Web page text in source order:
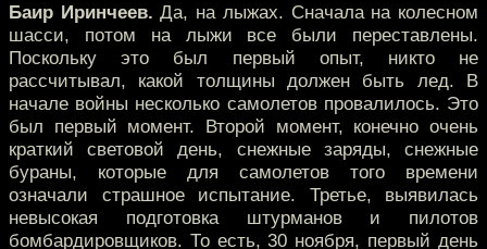
Баир Иринчеев. Да, на лыжах. Сначала на колесном
шасси, потом на лыжи все были переставлены.
Поскольку это был первый опыт, никто не
рассчитывал, какой толщины должен быть лед. В
начале войны несколько самолетов провалилось. Это
был первый момент. Второй момент, конечно очень
краткий световой день, снежные заряды, снежные
бураны, которые для самолетов того времени
означали страшное испытание. Третье, выявилась
невысокая подготовка штурманов и пилотов
бомбардировщиков. То есть, 30 ноября, первый день